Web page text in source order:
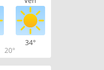
20°
34°